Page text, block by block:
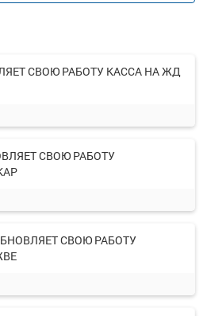
СВОЮ РАБОТУ КАССА НА ЖД
СВОЮ РАБОТУ
СВОЮ РАБОТУ